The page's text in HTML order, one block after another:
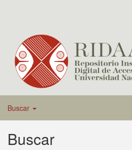
Buscar
Buscar